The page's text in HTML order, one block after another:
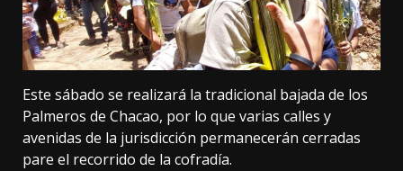
Este sábado se realizará la tradicional bajada de los
Palmeros de Chacao, por lo que varias calles y
avenidas de la jurisdicción permanecerán cerradas
pare el recorrido de la cofradía.